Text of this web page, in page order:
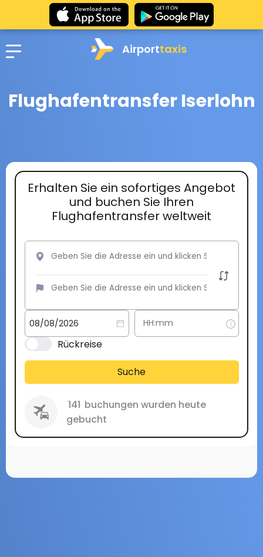
Airporttaxis
Flughafentransfer Iserlohn
Erhalten Sie ein sofortiges Angebot
und buchen Sie Ihren
Flughafentransfer weltweit
Rückreise
Suche
141 buchungen wurden heute
gebucht